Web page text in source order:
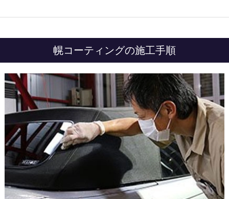
幌コーティングの施工手順